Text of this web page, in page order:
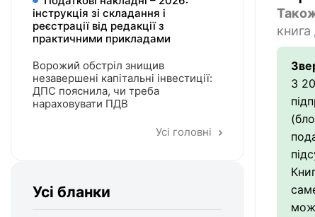
книга
З
інструкція зі складання і
реєстрації від редакції з
практичними прикладами
Ворожий обстріл знищив
незавершені капітальні інвестиції:
ДПС пояснила, чи треба
нараховувати ПДВ
Усі головні
Усі бланки